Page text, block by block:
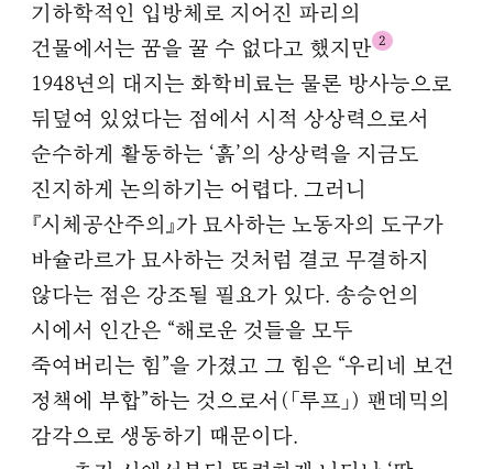
기하학적인 입방체로 지어진 파리의
건물에서는 꿈을 꿀 수 없다고 했지만 2
1948년의 대지는 화학비료는 물론 방사능으로
뒤덮여 있었다는 점에서 시적 상상력으로서
순수하게 활동하는 ‘흙’의 상상력을 지금도
진지하게 논의하기는 어렵다. 그러니
『시체공산주의』가 묘사하는 노동자의 도구가
바슐라르가 묘사하는 것처럼 결코 무결하지
않다는 점은 강조될 필요가 있다. 송승언의
시에서 인간은 “해로운 것들을 모두
죽여버리는 힘”을 가졌고 그 힘은 “우리네 보건
정책에 부합”하는 것으로서(「루프」) 팬데믹의
감각으로 생동하기 때문이다.